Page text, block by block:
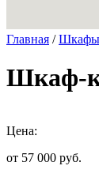
Главная /
Шкаф-
Цена:
от 57 000 руб.